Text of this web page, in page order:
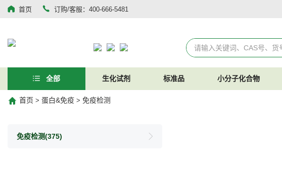
首页 订购/客服：400-666-5481
全部 生化试剂 标准品 小分子化合物
首页 > 蛋白&免疫 > 免疫检测
免疫检测(375)